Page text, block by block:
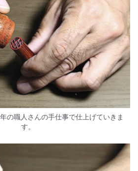
の職人さんの手仕事で仕上げていきま
す。